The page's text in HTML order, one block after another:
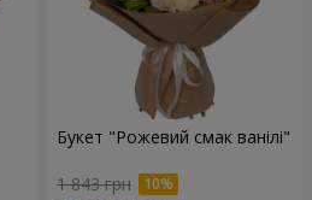
Букет "Рожевий смак ванілі"
1 843 грн